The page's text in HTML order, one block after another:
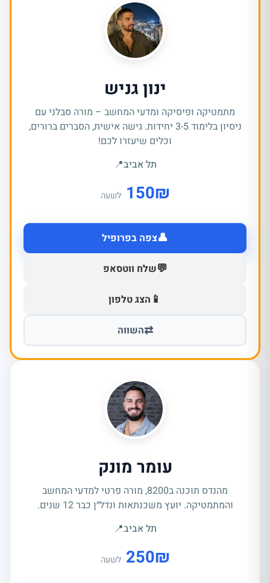
ינון גניש
מתמטיקה ופיסיקה ומדעי המחשב – מורה סבלני עם
ניסיון בלימוד 3-5 יחידות. גישה אישית, הסברים ברורים,
וכלים שיעזרו לכם!
תל אביב📍
₪
150 לשעה
👤צפה בפרופיל
💬שלח ווטסאפ
📱 הצג טלפון
⇄השווה
עומר מונק
מהנדס תוכנה ב8200, מורה פרטי למדעי המחשב
והמתמטיקה. יועץ משכנתאות ונדל״ן כבר 12 שנים.
תל אביב📍
₪
250 לשעה